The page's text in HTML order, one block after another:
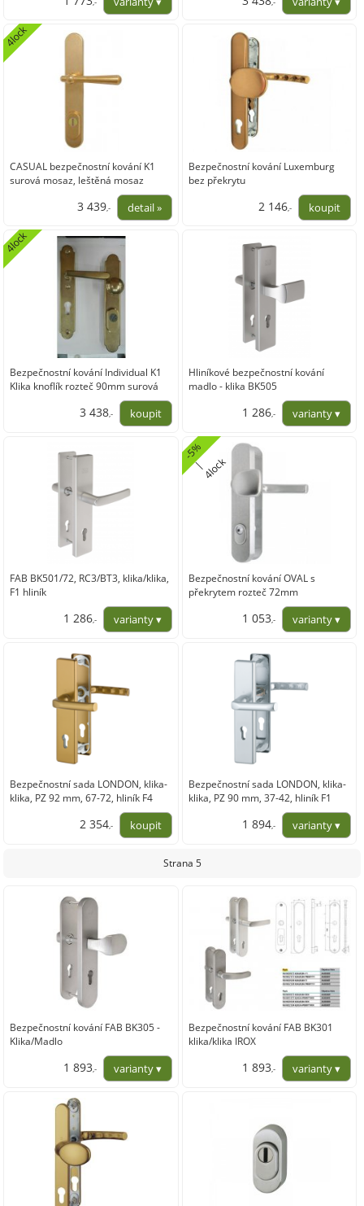
CASUAL bezpečnostní kování K1
surová mosaz, leštěná mosaz
4lock
3 439,-
2 842,15
Bezpečnostní kování Luxemburg
bez překrytu
2 146,-
Bezpečnostní kování Individual K1
Klika knoflík rozteč 90mm surová
4lock
3 438,-
Hliníkové bezpečnostní kování
madlo - klika BK505
1 286,-
FAB BK501/72, RC3/BT3, klika/klika,
F1 hliník
1 286,-
Bezpečnostní kování OVAL s
překrytem rozteč 72mm
-
5
%
|
4
l
o
ck
1 053,-
Bezpečnostní sada LONDON, klika-
klika, PZ 92 mm, 67-72, hliník F4
2 354,-
Bezpečnostní sada LONDON, klika-
klika, PZ 90 mm, 37-42, hliník F1
stříbrná a F4 elox bronz
1 894,-
Strana 5
Bezpečnostní kování FAB BK305 -
Klika/Madlo
1 893,-
Bezpečnostní kování FAB BK301
klika/klika IROX
1 893,-